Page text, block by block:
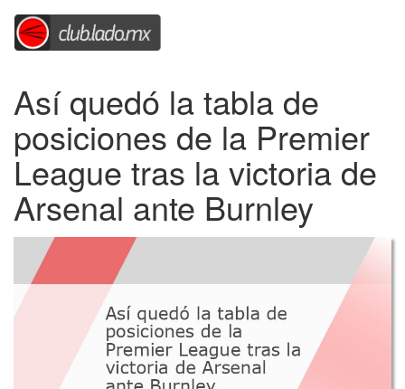
Así quedó la tabla de
posiciones de la Premier
League tras la victoria de
Arsenal ante Burnley